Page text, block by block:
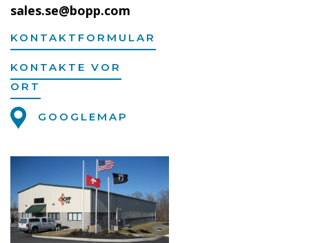
sales.se@bopp.com
KONTAKTFORMULAR
KONTAKTE VOR
ORT
GOOGLEMAP